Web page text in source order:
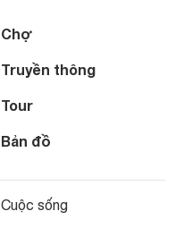
Chợ
Truyền thông
Tour
Bản đồ
Cuộc sống